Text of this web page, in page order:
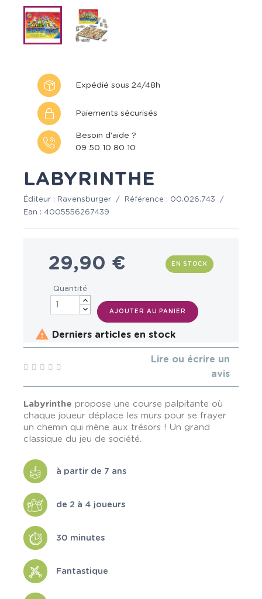
Expédié sous 24/48h
Paiements sécurisés
Besoin d'aide ?
09 50 10 80 10
LABYRINTHE
Éditeur : Ravensburger / Référence : 00.026.743
/
Ean : 4005556267439
29,90 € EN STOCK
Quantité
AJOUTER AU PANIER
 Derniers articles en stock
Lire ou écrire un
avis
Labyrinthe propose une course palpitante où
chaque joueur déplace les murs pour se frayer
un chemin qui mène aux trésors ! Un grand
classique du jeu de société.
à partir de 7 ans
de 2 à 4 joueurs
30 minutes
Fantastique